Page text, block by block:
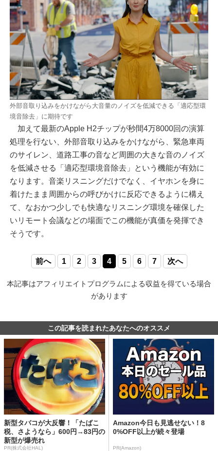
外部音取り込みをかけながら大音量のノイズを低減できる「適応型環
境音除去」に期待です
加えて最新のApple H2チップが秒間4万8000回の演算
処理を行ない、外部音取り込みをかけながら、緊急車両
のサイレン、道路工事の音など周囲の大きな音のノイズ
を低減させる「適応型環境音除去」という機能が有効に
なります。音楽リスニングだけでなく、イヤホンを身に
着けたまま周囲からの呼びかけに反応できるように構え
て、なおかつ少しでも快適なリスニング環境を確保した
いリモート会議などの場面でこの機能が真価を発揮でき
そうです。
前へ 1 2 3 4 5 6 7 次へ
本記事はアフィリエイトプログラムによる収益を得ている場合
があります
この記事を読まれたあなたへのオススメ
新型タバコが大反響！「たばこ
税、さようなら」600円→83円の
新型が爆売れ
PR(株式会社HAL)
Amazon今日も見逃せない！8
0%OFF以上が続々登場
PR(Amazon)